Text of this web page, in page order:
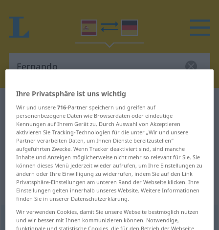
Spanisch-Deutsch Wörterbuch Fernando
Spanisch-Deutsch Übersetzung für
"Fernando"
"Fernando" Deutsch Übersetzung
„Fernando“: masculino
Fernando [fɛrˈnando] m
Ihre Privatsphäre ist uns wichtig
Wir und unsere716-Partner speichern und greifen auf
personenbezogene Daten wie Browserdaten oder eindeutige
Kennungen auf Ihrem Gerät zu. Durch Auswahl von Akzeptieren
aktivieren Sie Tracking-Technologien für die unter „Wir und unsere
Partner verarbeiten Daten, um Ihnen Dienste bereitzustellen“
aufgeführten Zwecke. Wenn Tracker deaktiviert sind, sind manche
Inhalte und Anzeigen möglicherweise nicht mehr so relevant für Sie. Sie
können dieses Menü jederzeit wieder aufrufen, um Ihre Einstellungen zu
ändern oder Ihre Einwilligung zu widerrufen, indem Sie auf den Link
Privatsphäre-Einstellungen am unteren Rand der Webseite klicken. Ihre
Einstellungen gelten innerhalb unseres Website. Weitere Informationen
finden Sie in unserer Datenschutzerklärung.
Wir verwenden Cookies, damit Sie unsere Webseite bestmöglich nutzen
und wir besser mit Ihnen kommunizieren können. Notwendige,
funktionale und statistische Cookies, die für den Betrieb der Webseite